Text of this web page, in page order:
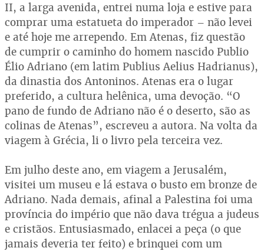
II, a larga avenida, entrei numa loja e estive para
comprar uma estatueta do imperador – não levei
e até hoje me arrependo. Em Atenas, fiz questão
de cumprir o caminho do homem nascido Publio
Élio Adriano (em latim Publius Aelius Hadrianus),
da dinastia dos Antoninos. Atenas era o lugar
preferido, a cultura helênica, uma devoção. “O
pano de fundo de Adriano não é o deserto, são as
colinas de Atenas”, escreveu a autora. Na volta da
viagem à Grécia, li o livro pela terceira vez.
Em julho deste ano, em viagem a Jerusalém,
visitei um museu e lá estava o busto em bronze de
Adriano. Nada demais, afinal a Palestina foi uma
província do império que não dava trégua a judeus
e cristãos. Entusiasmado, enlacei a peça (o que
jamais deveria ter feito) e brinquei com um